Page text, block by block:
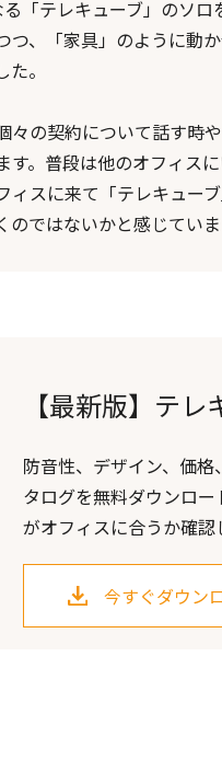
「テレキューブ」のソ
つ、「家具」のように動
。
々の契約について話す時
す。普段は他のオフィス
ィスに来て「テレキュー
のではないかと感じていま
【最新版】テ
防音性、デザイン、価
タログを無料ダウンロ
がオフィスに合うか確認
今すぐダウン